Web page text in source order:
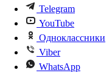
Telegram
YouTube
Одноклассники
Viber
WhatsApp